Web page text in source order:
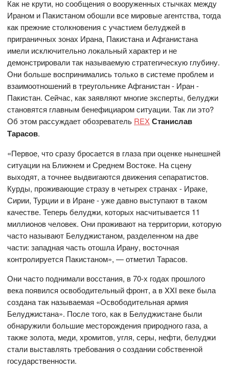
Как не крути, но сообщения о вооруженных стычках между
Ираном и Пакистаном обошли все мировые агентства, тогда
как прежние столкновения с участием белуджей в
приграничных зонах Ирана, Пакистана и Афганистана
имели исключительно локальный характер и не
демонстрировали так называемую стратегическую глубину.
Они больше воспринимались только в системе проблем и
взаимоотношений в треугольнике Афганистан - Иран -
Пакистан. Сейчас, как заявляют многие эксперты, белуджи
становятся главным бенефициаром ситуации. Так ли это?
Об этом рассуждает обозреватель REXСтанислав
Тарасов.
«Первое, что сразу бросается в глаза при оценке нынешней
ситуации на Ближнем и Среднем Востоке. На сцену
выходят, а точнее выдвигаются движения сепаратистов.
Курды, проживающие стразу в четырех странах - Ираке,
Сирии, Турции и в Иране - уже давно выступают в таком
качестве. Теперь белуджи, которых насчитывается 11
миллионов человек. Они проживают на территории, которую
часто называют Белуджистаном, разделенном на две
части: западная часть отошла Ирану, восточная
контролируется Пакистаном», — отметил Тарасов.
Они часто поднимали восстания, в 70-х годах прошлого
века появился освободительный фронт, а в XXI веке была
создана так называемая «Освободительная армия
Белуджистана». После того, как в Белуджистане были
обнаружили большие месторождения природного газа, а
также золота, меди, хромитов, угля, серы, нефти, белуджи
стали выставлять требования о создании собственной
государственности.